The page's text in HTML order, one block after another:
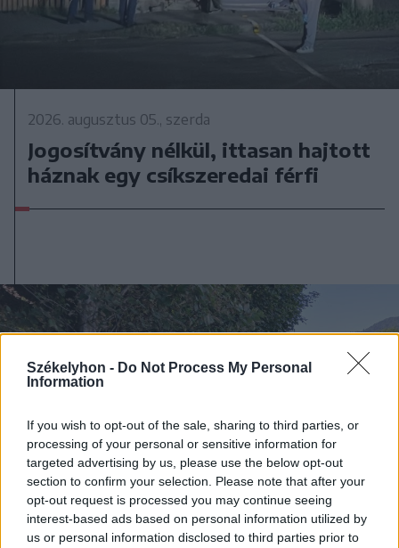
Székelyhon - Do Not Process My Personal
Information
If you wish to opt-out of the sale, sharing to third parties, or
processing of your personal or sensitive information for
targeted advertising by us, please use the below opt-out
section to confirm your selection. Please note that after your
opt-out request is processed you may continue seeing
interest-based ads based on personal information utilized by
us or personal information disclosed to third parties prior to
2026. augusztus 05., szerda
Jogosítvány nélkül, ittasan hajtott
háznak egy csíkszeredai férfi